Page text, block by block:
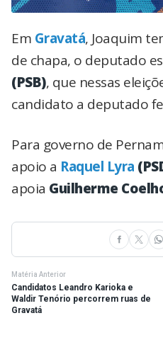
Em Gravatá, Joaquim
de chapa, o deputado
(PSB), que nessas
candidato a deputado
Para governo de
apoio a Raquel Lyra
apoia Guilherme
Matéria Anterior
Candidatos Leandro Karioka e
Waldir Tenório percorrem ruas de
Gravatá